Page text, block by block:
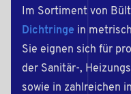
Im Sortiment von
Dichtringe in
Sie eignen sich für
der Sanitär-,
sowie in zahlreichen